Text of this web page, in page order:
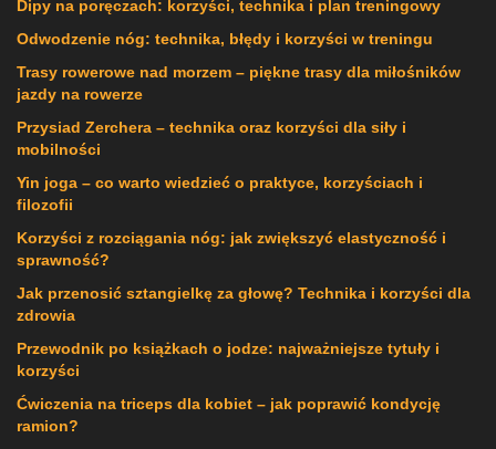
Dipy na poręczach: korzyści, technika i plan treningowy
Odwodzenie nóg: technika, błędy i korzyści w treningu
Trasy rowerowe nad morzem – piękne trasy dla miłośników
jazdy na rowerze
Przysiad Zerchera – technika oraz korzyści dla siły i
mobilności
Yin joga – co warto wiedzieć o praktyce, korzyściach i
filozofii
Korzyści z rozciągania nóg: jak zwiększyć elastyczność i
sprawność?
Jak przenosić sztangielkę za głowę? Technika i korzyści dla
zdrowia
Przewodnik po książkach o jodze: najważniejsze tytuły i
korzyści
Ćwiczenia na triceps dla kobiet – jak poprawić kondycję
ramion?